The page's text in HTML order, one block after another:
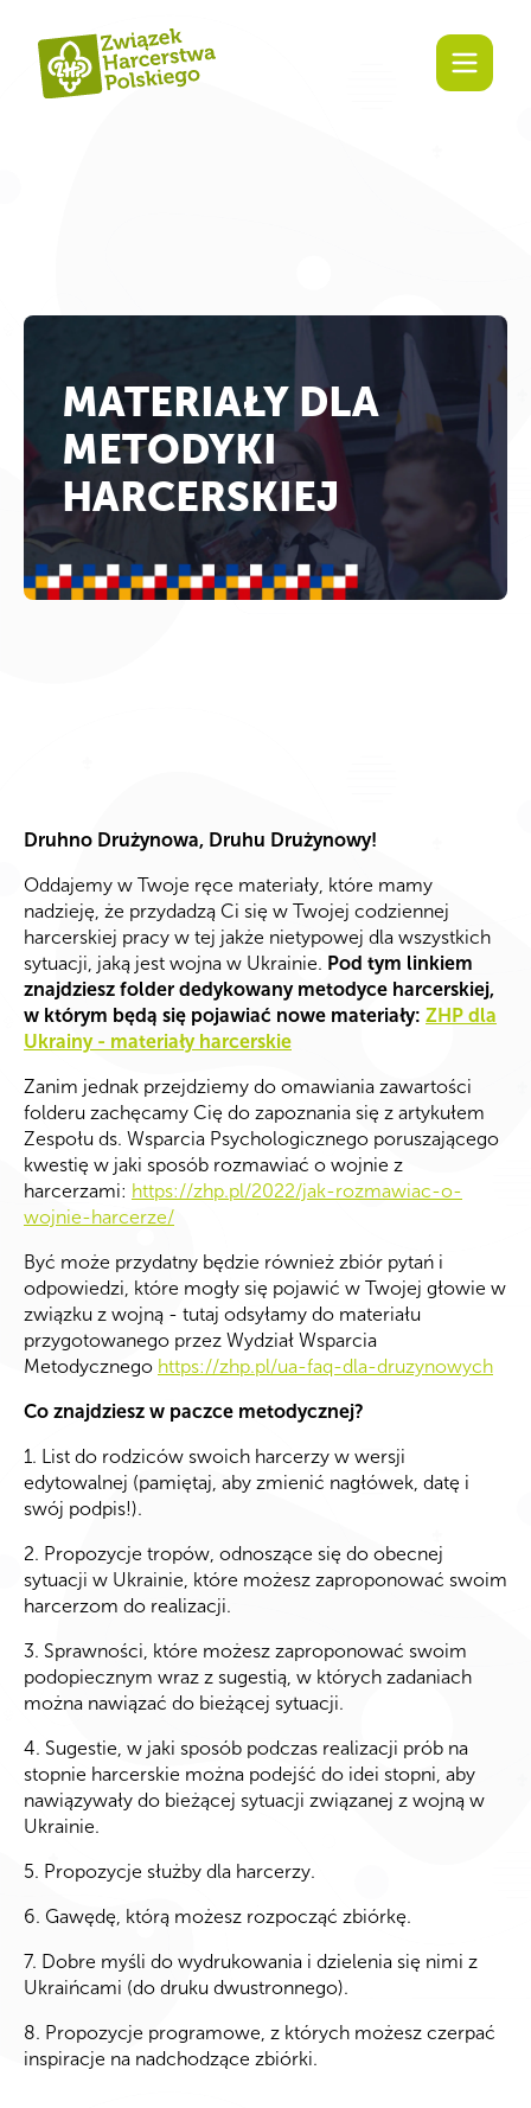
MATERIAŁY DLA
METODYKI
HARCERSKIEJ
Druhno Drużynowa, Druhu Drużynowy!
Oddajemy w Twoje ręce materiały, które mamy
nadzieję, że przydadzą Ci się w Twojej codziennej
harcerskiej pracy w tej jakże nietypowej dla wszystkich
sytuacji, jaką jest wojna w Ukrainie. Pod tym linkiem
znajdziesz folder dedykowany metodyce harcerskiej,
w którym będą się pojawiać nowe materiały: ZHP dla
Ukrainy - materiały harcerskie
Zanim jednak przejdziemy do omawiania zawartości
folderu zachęcamy Cię do zapoznania się z artykułem
Zespołu ds. Wsparcia Psychologicznego poruszającego
kwestię w jaki sposób rozmawiać o wojnie z
harcerzami: https://zhp.pl/2022/jak-rozmawiac-o-
wojnie-harcerze/
Być może przydatny będzie również zbiór pytań i
odpowiedzi, które mogły się pojawić w Twojej głowie w
związku z wojną - tutaj odsyłamy do materiału
przygotowanego przez Wydział Wsparcia
Metodycznego https://zhp.pl/ua-faq-dla-druzynowych
Co znajdziesz w paczce metodycznej?
1. List do rodziców swoich harcerzy w wersji
edytowalnej (pamiętaj, aby zmienić nagłówek, datę i
swój podpis!).
2. Propozycje tropów, odnoszące się do obecnej
sytuacji w Ukrainie, które możesz zaproponować swoim
harcerzom do realizacji.
3. Sprawności, które możesz zaproponować swoim
podopiecznym wraz z sugestią, w których zadaniach
można nawiązać do bieżącej sytuacji.
4. Sugestie, w jaki sposób podczas realizacji prób na
stopnie harcerskie można podejść do idei stopni, aby
nawiązywały do bieżącej sytuacji związanej z wojną w
Ukrainie.
5. Propozycje służby dla harcerzy.
6. Gawędę, którą możesz rozpocząć zbiórkę.
7. Dobre myśli do wydrukowania i dzielenia się nimi z
Ukraińcami (do druku dwustronnego).
8. Propozycje programowe, z których możesz czerpać
inspiracje na nadchodzące zbiórki.